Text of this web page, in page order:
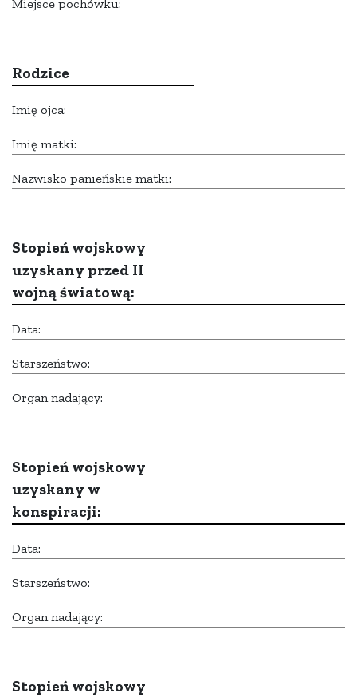
Miejsce pochówku:
Rodzice
Imię ojca:
Imię matki:
Nazwisko panieńskie matki:
Stopień wojskowy
uzyskany przed II
wojną światową:
Data:
Starszeństwo:
Organ nadający:
Stopień wojskowy
uzyskany w
konspiracji:
Data:
Starszeństwo:
Organ nadający:
Stopień wojskowy